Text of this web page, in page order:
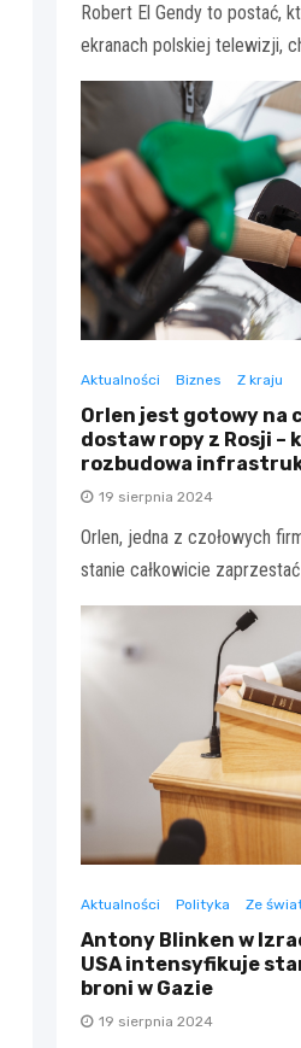
Robert El Gendy to postać,
ekranach polskiej telewizji,
Aktualności Biznes Z kraju
Orlen jest gotowy na
dostaw ropy z Rosji –
rozbudowa
19 sierpnia 2024
Orlen, jedna z czołowych
stanie całkowicie
Aktualności Polityka Ze
Antony Blinken w
USA intensyfikuje
broni w Gazie
19 sierpnia 2024